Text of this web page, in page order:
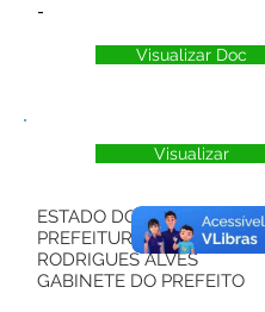
-
Visualizar Doc
Visualizar
ESTADO DO ACRE
PREFEITURA MUNICIPAL DE
RODRIGUES ALVES
GABINETE DO PREFEITO